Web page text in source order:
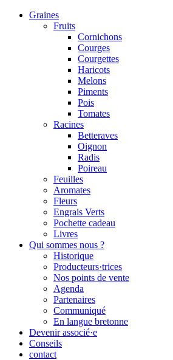
Graines
Fruits
Cornichons
Courges
Courgettes
Haricots
Melons
Piments
Pois
Tomates
Racines
Betteraves
Oignon
Radis
Poireau
Feuilles
Aromates
Fleurs
Engrais Verts
Pochette cadeau
Livres
Qui sommes nous ?
Historique
Producteurs·trices
Nos points de vente
Agenda
Partenaires
Communiqué
En langue bretonne
Devenir associé·e
Conseils
contact